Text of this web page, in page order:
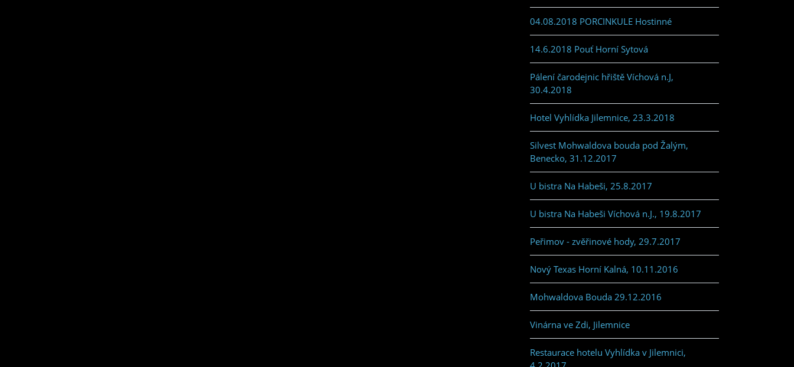
04.08.2018 PORCINKULE Hostinné
14.6.2018 Pouť Horní Sytová
Pálení čarodejnic hřiště Víchová n.J,
30.4.2018
Hotel Vyhlídka Jilemnice, 23.3.2018
Silvest Mohwaldova bouda pod Žalým,
Benecko, 31.12.2017
U bistra Na Habeši, 25.8.2017
U bistra Na Habeši Víchová n.J., 19.8.2017
Peřimov - zvěřinové hody, 29.7.2017
Nový Texas Horní Kalná, 10.11.2016
Mohwaldova Bouda 29.12.2016
Vinárna ve Zdi, Jilemnice
Restaurace hotelu Vyhlídka v Jilemnici,